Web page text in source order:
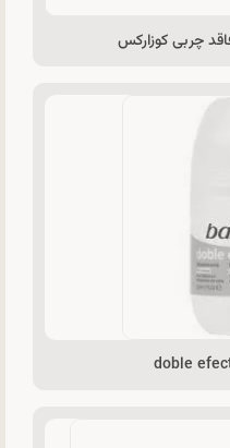
چربی کوزارکس